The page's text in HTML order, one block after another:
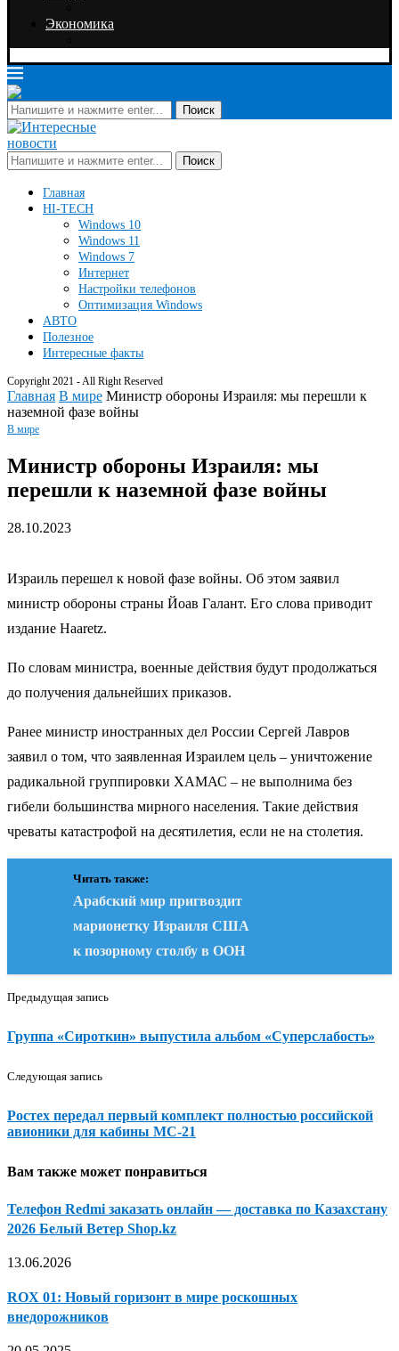
Экономика
Поиск
Поиск
Главная
HI-TECH
Windows 10
Windows 11
Windows 7
Интернет
Настройки телефонов
Оптимизация Windows
АВТО
Полезное
Интересные факты
Copyright 2021 - All Right Reserved
Главная В мире Министр обороны Израиля: мы перешли к
наземной фазе войны
В мире
Министр обороны Израиля: мы
перешли к наземной фазе войны
28.10.2023
Израиль перешел к новой фазе войны. Об этом заявил
министр обороны страны Йоав Галант. Его слова приводит
издание Haaretz.
По словам министра, военные действия будут продолжаться
до получения дальнейших приказов.
Ранее министр иностранных дел России Сергей Лавров
заявил о том, что заявленная Израилем цель – уничтожение
радикальной группировки ХАМАС – не выполнима без
гибели большинства мирного населения. Такие действия
чреваты катастрофой на десятилетия, если не на столетия.
Читать также:
Арабский мир пригвоздит
марионетку Израиля США
к позорному столбу в ООН
Предыдущая запись
Группа «Сироткин» выпустила альбом «Суперслабость»
Следующая запись
Ростех передал первый комплект полностью российской
авионики для кабины МС-21
Вам также может понравиться
Телефон Redmi заказать онлайн — доставка по Казахстану
2026 Белый Ветер Shop.kz
13.06.2026
ROX 01: Новый горизонт в мире роскошных
внедорожников